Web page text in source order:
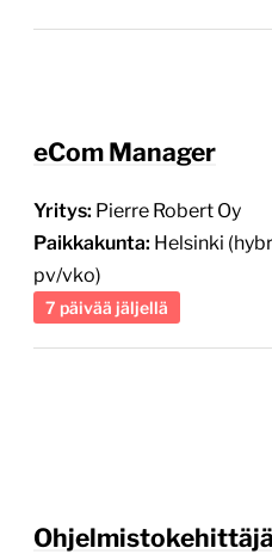
Yritys:Pierre Robert Oy
pv/vko)
7 päivää jäljellä
2 päivää jäljellä